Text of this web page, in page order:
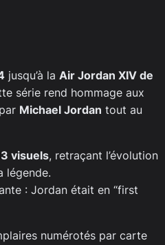
jusqu’à la Air Jordan XIV de
série rend hommage aux
Michael Jordan tout au
visuels, retraçant l’évolution
légende.
: Jordan était en “first
numérotés par carte